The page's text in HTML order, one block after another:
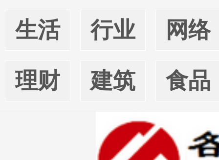
生活 行业 网络
理财 建筑 食品